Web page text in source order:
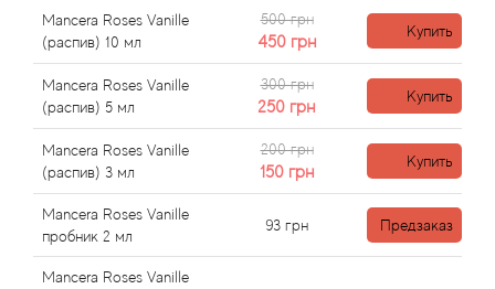
Mancera Roses Vanille
(распив) 10 мл
500 грн
450 грн
Купить
Mancera Roses Vanille
(распив) 5 мл
300 грн
250 грн
Купить
Mancera Roses Vanille
(распив) 3 мл
200 грн
150 грн
Купить
Mancera Roses Vanille
пробник 2 мл
93 грн Предзаказ
Mancera Roses Vanille
Andre L'Arom
Angel Schlesser
Anima Mundi
Anna Sui
Annayake